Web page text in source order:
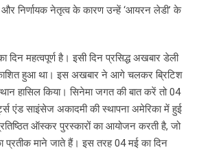
और निर्णायक नेतृत्व के कारण उन्हें ‘आयरन लेडी’ के
दिन महत्वपूर्ण है। इसी दिन प्रसिद्ध अखबार डेली
हुआ था। इस अखबार ने आगे चलकर ब्रिटिश
हासिल किया। सिनेमा जगत की बात करें तो 04
एंड साइंसेज अकादमी की स्थापना अमेरिका में हुई
ऑस्कर पुरस्कारों का आयोजन करती है, जो
प्रतीक माने जाते हैं। इस तरह 04 मई का दिन